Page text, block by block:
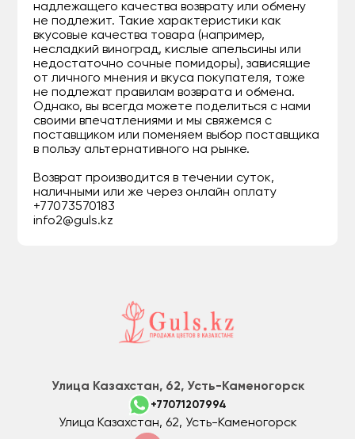
надлежащего качества возврату или обмену
не подлежит. Такие характеристики как
вкусовые качества товара (например,
несладкий виноград, кислые апельсины или
недостаточно сочные помидоры), зависящие
от личного мнения и вкуса покупателя, тоже
не подлежат правилам возврата и обмена.
Однако, вы всегда можете поделиться с нами
своими впечатлениями и мы свяжемся с
поставщиком или поменяем выбор поставщика
в пользу альтернативного на рынке.
Возврат производится в течении суток,
наличными или же через онлайн оплату
+77073570183
info2@guls.kz
Улица Казахстан, 62, Усть-Каменогорск
+77071207994
Улица Казахстан, 62, Усть-Каменогорск